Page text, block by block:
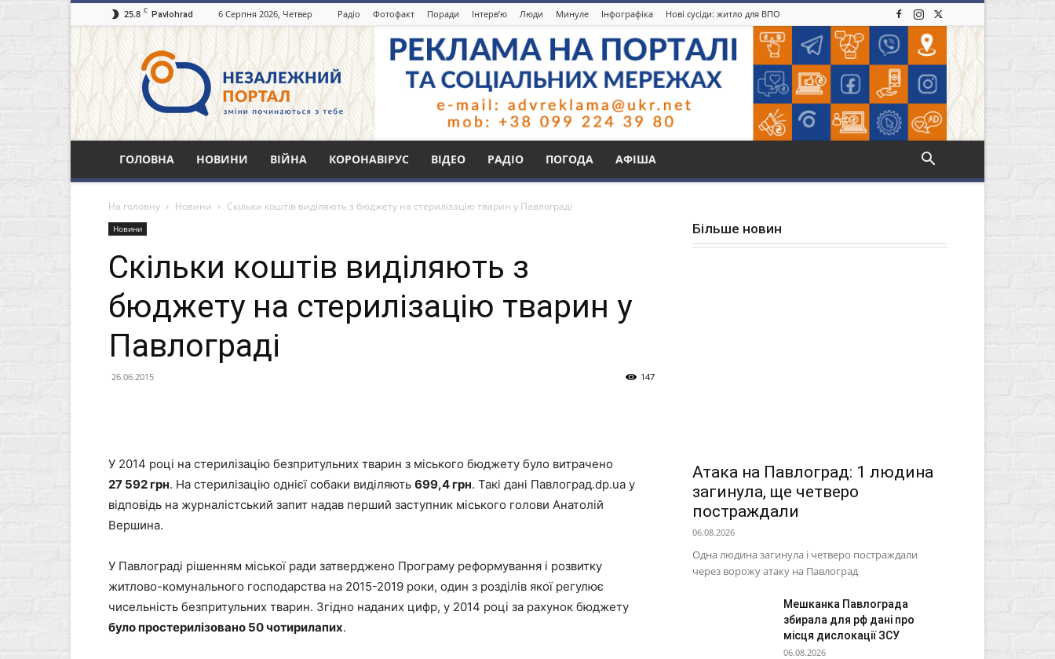
25.8 C Pavlohrad 6 Серпня 2026, Четвер Радіо Фотофакт Поради Інтерв’ю Люди Минуле Інфографіка Нові сусіди: житло для ВПО
Незалежний
портал
Павлоград.dp.ua
ГОЛОВНА НОВИНИ ВІЙНА КОРОНАВІРУС ВІДЕО РАДІО ПОГОДА АФІША
На головну Новини Скільки коштів виділяють з бюджету на стерилізацію тварин у Павлограді
Новини
Скільки коштів виділяють з
бюджету на стерилізацію тварин у
Павлограді
26.06.2015 147
У 2014 році на стерилізацію безпритульних тварин з міського бюджету було витрачено
27 592 грн. На стерилізацію однієї собаки виділяють 699,4 грн. Такі дані Павлоград.dp.ua у
відповідь на журналістський запит надав перший заступник міського голови Анатолій
Вершина.
У Павлограді рішенням міської ради затверджено Програму реформування і розвитку
житлово-комунального господарства на 2015-2019 роки, один з розділів якої регулює
чисельність безпритульних тварин. Згідно наданих цифр, у 2014 році за рахунок бюджету
було простерилізовано 50 чотирилапих.
Більше новин
Атака на Павлоград: 1 людина
загинула, ще четверо
постраждали
06.08.2026
Одна людина загинула і четверо постраждали
через ворожу атаку на Павлоград
Мешканка Павлограда
збирала для рф дані про
місця дислокації ЗСУ
06.08.2026